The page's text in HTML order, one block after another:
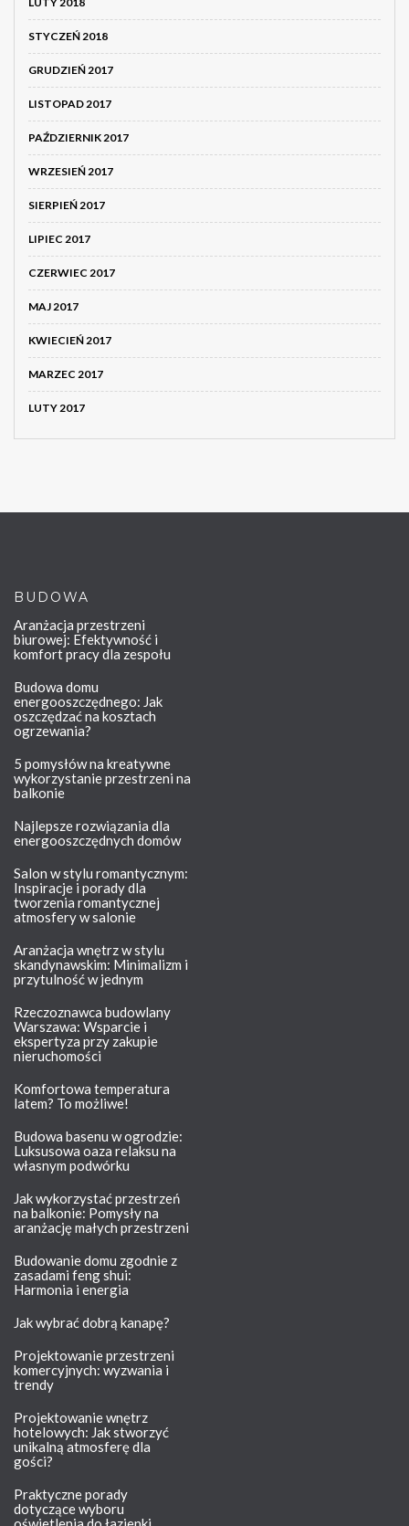
STYCZEŃ 2018
GRUDZIEŃ 2017
LISTOPAD 2017
PAŹDZIERNIK 2017
WRZESIEŃ 2017
SIERPIEŃ 2017
LIPIEC 2017
CZERWIEC 2017
MAJ 2017
KWIECIEŃ 2017
MARZEC 2017
LUTY 2017
BUDOWA
Aranżacja przestrzeni
biurowej: Efektywność i
komfort pracy dla zespołu
Budowa domu
energooszczędnego: Jak
oszczędzać na kosztach
ogrzewania?
5 pomysłów na kreatywne
wykorzystanie przestrzeni na
balkonie
Najlepsze rozwiązania dla
energooszczędnych domów
Salon w stylu romantycznym:
Inspiracje i porady dla
tworzenia romantycznej
atmosfery w salonie
Aranżacja wnętrz w stylu
skandynawskim: Minimalizm i
przytulność w jednym
Rzeczoznawca budowlany
Warszawa: Wsparcie i
ekspertyza przy zakupie
nieruchomości
Komfortowa temperatura
latem? To możliwe!
Budowa basenu w ogrodzie:
Luksusowa oaza relaksu na
własnym podwórku
Jak wykorzystać przestrzeń
na balkonie: Pomysły na
aranżację małych przestrzeni
Budowanie domu zgodnie z
zasadami feng shui:
Harmonia i energia
Jak wybrać dobrą kanapę?
Projektowanie przestrzeni
komercyjnych: wyzwania i
trendy
Projektowanie wnętrz
hotelowych: Jak stworzyć
unikalną atmosferę dla
gości?
Praktyczne porady
dotyczące wyboru